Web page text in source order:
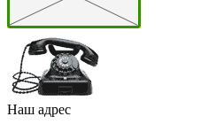
Наш адрес